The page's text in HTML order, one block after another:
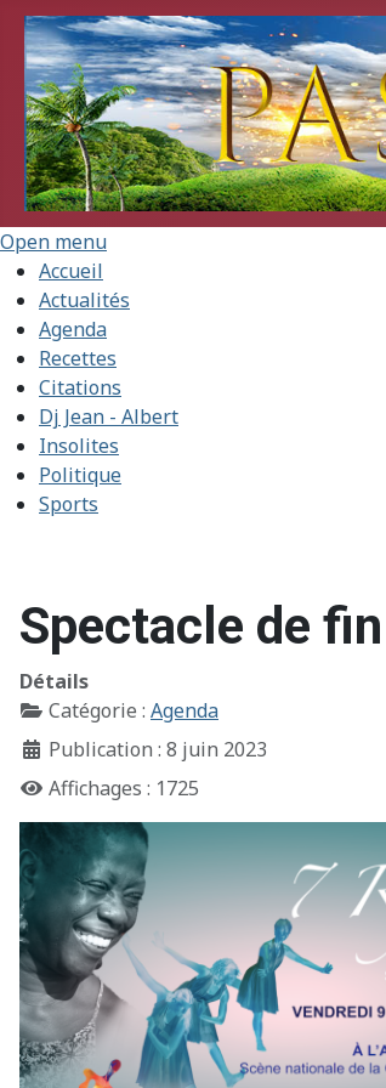
Open menu
Accueil
Actualités
Agenda
Recettes
Citations
Dj Jean - Albert
Insolites
Politique
Sports
Spectacle de
Détails
Catégorie : Agenda
Publication : 8 juin 2023
Affichages : 1725